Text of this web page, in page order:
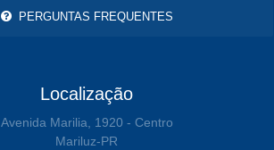
PERGUNTAS FREQUENTES
Localização
Avenida Marilia, 1920 - Centro
Mariluz-PR